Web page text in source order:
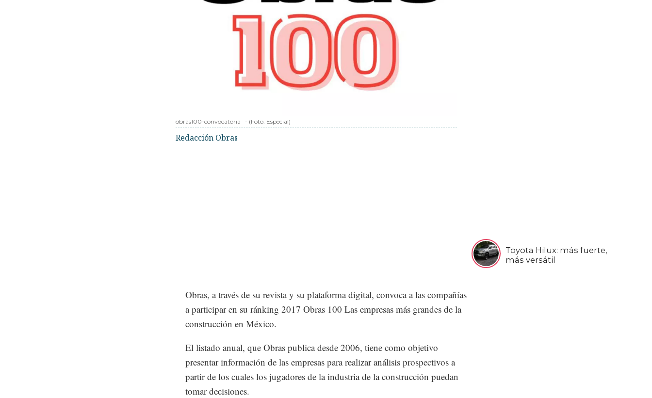
Toyota Hilux: más fuerte,
más versátil
obras100-convocatoria - (Foto: Especial)
Redacción Obras
Obras, a través de su revista y su plataforma digital, convoca a las compañías
a participar en su ránking 2017 Obras 100 Las empresas más grandes de la
construcción en México.
El listado anual, que Obras publica desde 2006, tiene como objetivo
presentar información de las empresas para realizar análisis prospectivos a
partir de los cuales los jugadores de la industria de la construcción puedan
tomar decisiones.